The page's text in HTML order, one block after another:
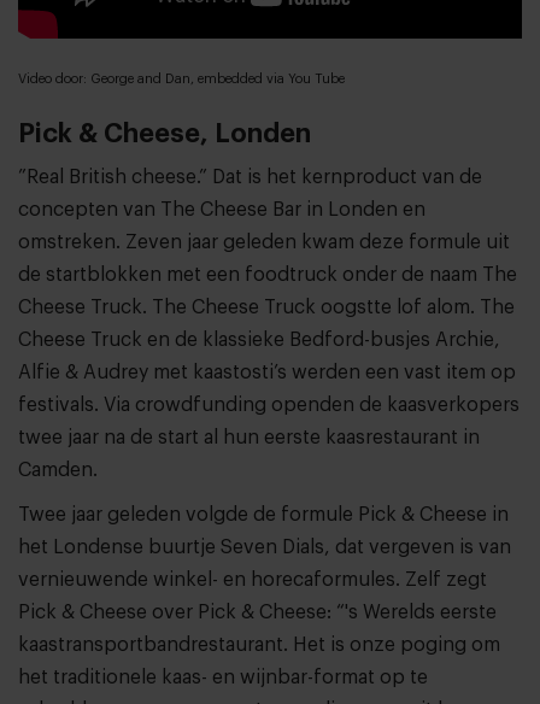
Video door: George and Dan, embedded via You Tube
Pick & Cheese, Londen
”Real British cheese.” Dat is het kernproduct van de
concepten van The Cheese Bar in Londen en
omstreken. Zeven jaar geleden kwam deze formule uit
de startblokken met een foodtruck onder de naam The
Cheese Truck. The Cheese Truck oogstte lof alom. The
Cheese Truck en de klassieke Bedford-busjes Archie,
Alfie & Audrey met kaastosti’s werden een vast item op
festivals. Via crowdfunding openden de kaasverkopers
twee jaar na de start al hun eerste kaasrestaurant in
Camden.
Twee jaar geleden volgde de formule Pick & Cheese in
het Londense buurtje Seven Dials, dat vergeven is van
vernieuwende winkel- en horecaformules. Zelf zegt
Pick & Cheese over Pick & Cheese: “'s Werelds eerste
kaastransportbandrestaurant. Het is onze poging om
het traditionele kaas- en wijnbar-format op te